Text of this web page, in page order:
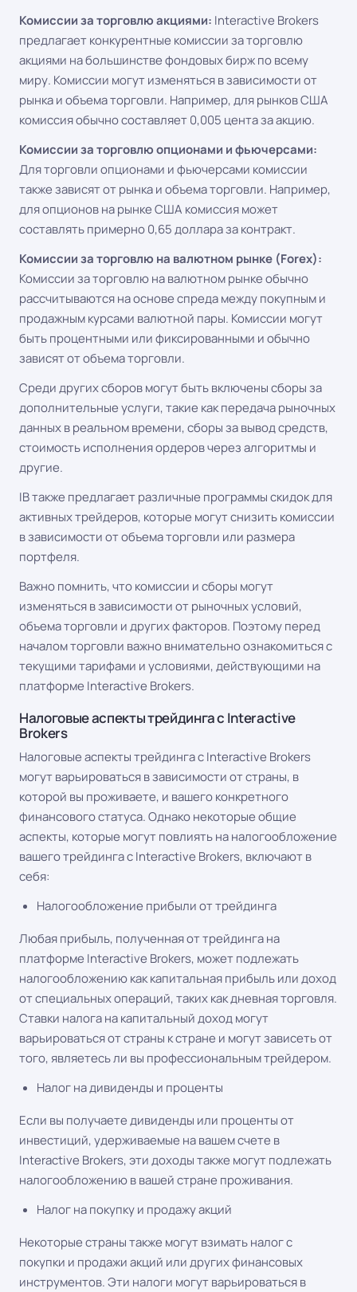
Комиссии за торговлю акциями: Interactive Brokers
предлагает конкурентные комиссии за торговлю
акциями на большинстве фондовых бирж по всему
миру. Комиссии могут изменяться в зависимости от
рынка и объема торговли. Например, для рынков США
комиссия обычно составляет 0,005 цента за акцию.
Комиссии за торговлю опционами и фьючерсами:
Для торговли опционами и фьючерсами комиссии
также зависят от рынка и объема торговли. Например,
для опционов на рынке США комиссия может
составлять примерно 0,65 доллара за контракт.
Комиссии за торговлю на валютном рынке (Forex):
Комиссии за торговлю на валютном рынке обычно
рассчитываются на основе спреда между покупным и
продажным курсами валютной пары. Комиссии могут
быть процентными или фиксированными и обычно
зависят от объема торговли.
Среди других сборов могут быть включены сборы за
дополнительные услуги, такие как передача рыночных
данных в реальном времени, сборы за вывод средств,
стоимость исполнения ордеров через алгоритмы и
другие.
IB также предлагает различные программы скидок для
активных трейдеров, которые могут снизить комиссии
в зависимости от объема торговли или размера
портфеля.
Важно помнить, что комиссии и сборы могут
изменяться в зависимости от рыночных условий,
объема торговли и других факторов. Поэтому перед
началом торговли важно внимательно ознакомиться с
текущими тарифами и условиями, действующими на
платформе Interactive Brokers.
Налоговые аспекты трейдинга с Interactive
Brokers
Налоговые аспекты трейдинга с Interactive Brokers
могут варьироваться в зависимости от страны, в
которой вы проживаете, и вашего конкретного
финансового статуса. Однако некоторые общие
аспекты, которые могут повлиять на налогообложение
вашего трейдинга с Interactive Brokers, включают в
себя:
Налогообложение прибыли от трейдинга
Любая прибыль, полученная от трейдинга на
платформе Interactive Brokers, может подлежать
налогообложению как капитальная прибыль или доход
от специальных операций, таких как дневная торговля.
Ставки налога на капитальный доход могут
варьироваться от страны к стране и могут зависеть от
того, являетесь ли вы профессиональным трейдером.
Налог на дивиденды и проценты
Если вы получаете дивиденды или проценты от
инвестиций, удерживаемые на вашем счете в
Interactive Brokers, эти доходы также могут подлежать
налогообложению в вашей стране проживания.
Налог на покупку и продажу акций
Некоторые страны также могут взимать налог с
покупки и продажи акций или других финансовых
инструментов. Эти налоги могут варьироваться в